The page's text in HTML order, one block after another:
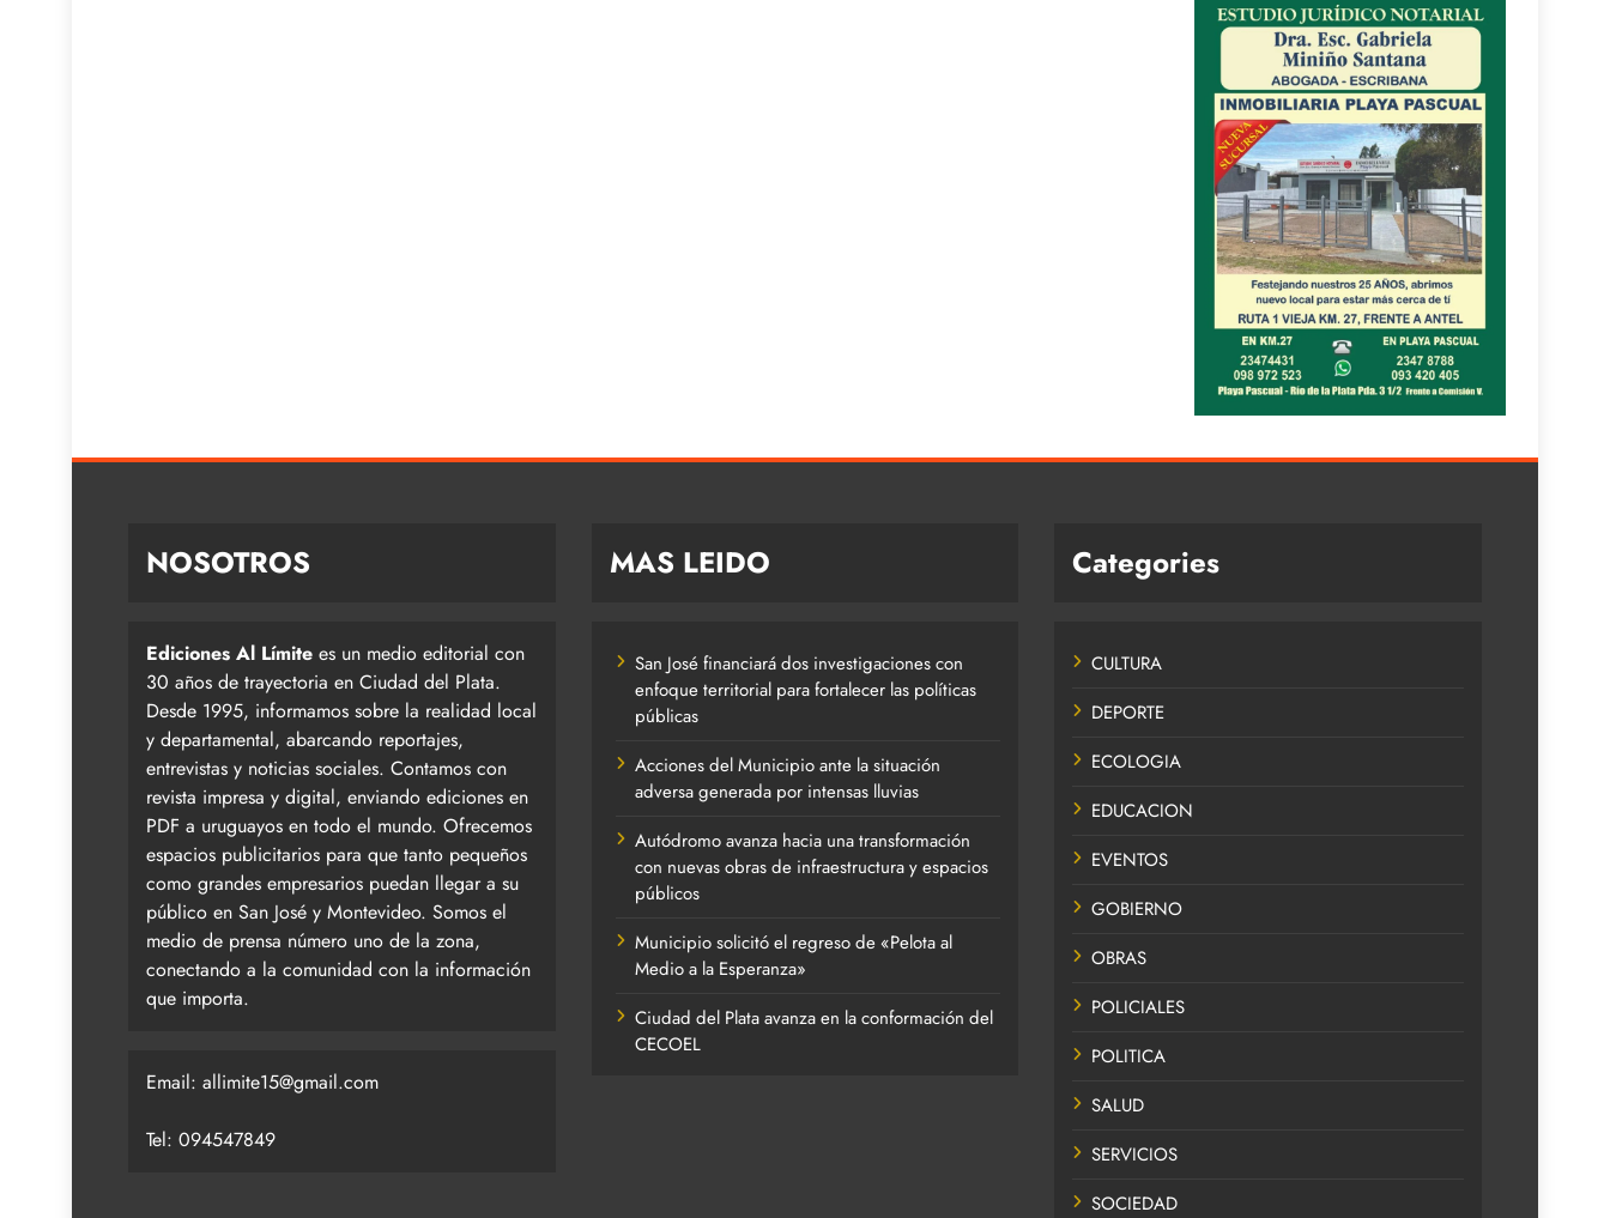
NOSOTROS
Ediciones Al Límite es un medio editorial con
30 años de trayectoria en Ciudad del Plata.
Desde 1995, informamos sobre la realidad local
y departamental, abarcando reportajes,
entrevistas y noticias sociales. Contamos con
revista impresa y digital, enviando ediciones en
PDF a uruguayos en todo el mundo. Ofrecemos
espacios publicitarios para que tanto pequeños
como grandes empresarios puedan llegar a su
público en San José y Montevideo. Somos el
medio de prensa número uno de la zona,
conectando a la comunidad con la información
que importa.
Email: allimite15@gmail.com
Tel: 094547849
MAS LEIDO
San José financiará dos investigaciones con
enfoque territorial para fortalecer las políticas
públicas
Acciones del Municipio ante la situación
adversa generada por intensas lluvias
Autódromo avanza hacia una transformación
con nuevas obras de infraestructura y espacios
públicos
Municipio solicitó el regreso de «Pelota al
Medio a la Esperanza»
Ciudad del Plata avanza en la conformación del
CECOEL
Categories
CULTURA
DEPORTE
ECOLOGIA
EDUCACION
EVENTOS
GOBIERNO
OBRAS
POLICIALES
POLITICA
SALUD
SERVICIOS
SOCIEDAD